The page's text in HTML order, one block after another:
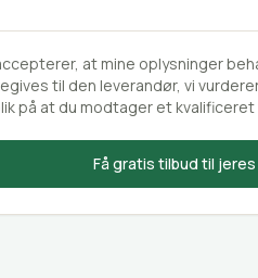
at mine oplysninger
til den leverandør, vi
på at du modtager et kvalificeret
Få gratis tilbud til